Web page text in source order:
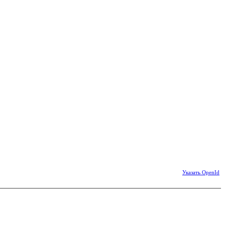
Указать OpenId